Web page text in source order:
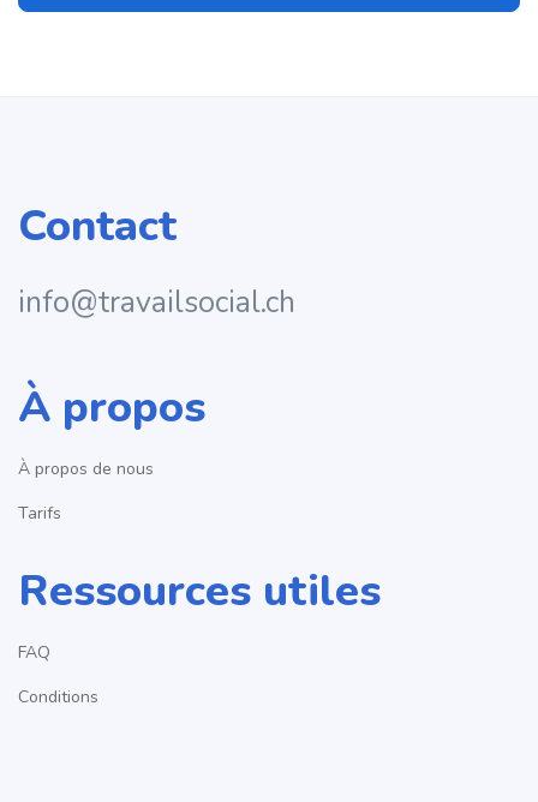
Contact
info@travailsocial.ch
À propos
À propos de nous
Tarifs
Ressources utiles
FAQ
Conditions